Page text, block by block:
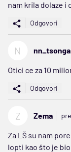
nam krila dolaze i
Odgovori
N nn_tsonga
Otici ce za 10
Odgovori
Z Zema
Za LŠ su nam
lopti kao što je